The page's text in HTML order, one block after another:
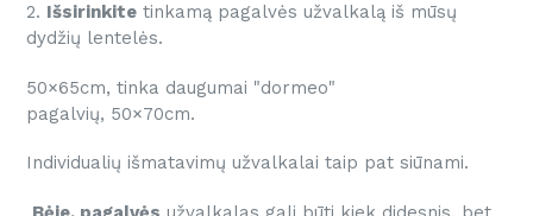
2. Išsirinkite tinkamą pagalvės užvalkalą iš mūsų
dydžių lentelės.
50×65cm, tinka daugumai "dormeo"
pagalvių, 50×70cm.
Individualių išmatavimų užvalkalai taip pat siūnami.